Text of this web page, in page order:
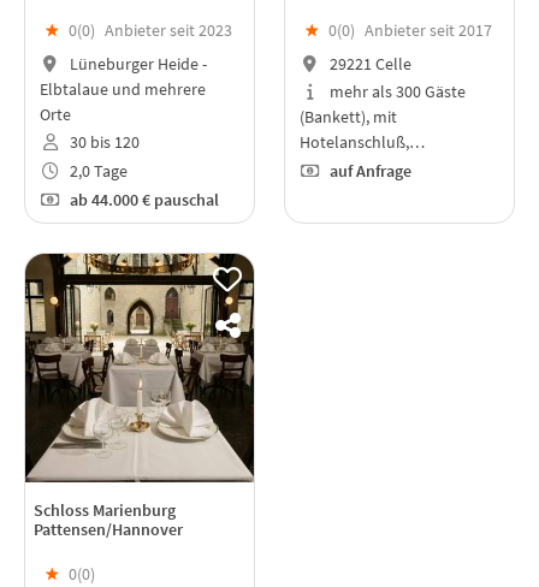
★ 0(0) Anbieter seit 2023
Lüneburger Heide -
Elbtalaue und mehrere
Orte
30 bis 120
2,0 Tage
ab44.000 € pauschal
★ 0(0) Anbieter seit 2017
29221 Celle
mehr als 300 Gäste
(Bankett), mit
Hotelanschluß,…
auf Anfrage
Schloss Marienburg
Pattensen/Hannover
★ 0(0)